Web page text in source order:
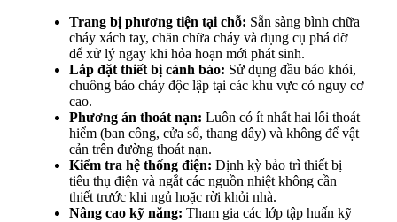
Trang bị phương tiện tại chỗ: Sẵn sàng bình chữa
cháy xách tay, chăn chữa cháy và dụng cụ phá dỡ
để xử lý ngay khi hỏa hoạn mới phát sinh.
Lắp đặt thiết bị cảnh báo: Sử dụng đầu báo khói,
chuông báo cháy độc lập tại các khu vực có nguy cơ
cao.
Phương án thoát nạn: Luôn có ít nhất hai lối thoát
hiểm (ban công, cửa sổ, thang dây) và không để vật
cản trên đường thoát nạn.
Kiểm tra hệ thống điện: Định kỳ bảo trì thiết bị
tiêu thụ điện và ngắt các nguồn nhiệt không cần
thiết trước khi ngủ hoặc rời khỏi nhà.
Nâng cao kỹ năng: Tham gia các lớp tập huấn kỹ